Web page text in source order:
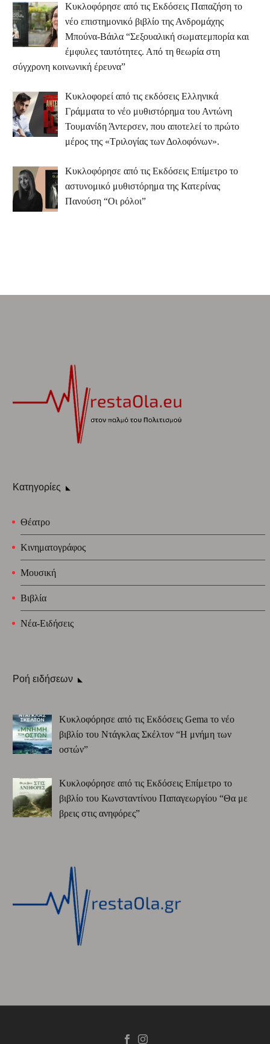
Κυκλοφόρησε από τις Εκδόσεις Παπαζήση το
νέο επιστημονικό βιβλίο της Ανδρομάχης
Μπούνα-Βάιλα “Σεξουαλική σωματεμπορία και
έμφυλες ταυτότητες. Από τη θεωρία στη
σύγχρονη κοινωνική έρευνα”
Κυκλοφορεί από τις εκδόσεις Ελληνικά
Γράμματα το νέο μυθιστόρημα του Αντώνη
Τουμανίδη Άντερσεν, που αποτελεί το πρώτο
μέρος της «Τριλογίας των Δολοφόνων».
Κυκλοφόρησε από τις Εκδόσεις Επίμετρο το
αστυνομικό μυθιστόρημα της Κατερίνας
Πανούση “Οι ρόλοι”
Κατηγορίες
Θέατρο
Κινηματογράφος
Μουσική
Βιβλία
Νέα-Ειδήσεις
Ροή ειδήσεων
Κυκλοφόρησε από τις Εκδόσεις Gema το νέο
βιβλίο του Ντάγκλας Σκέλτον “Η μνήμη των
οστών”
Κυκλοφόρησε από τις Εκδόσεις Επίμετρο το
βιβλίο του Κωνσταντίνου Παπαγεωργίου “Θα με
βρεις στις ανηφόρες”